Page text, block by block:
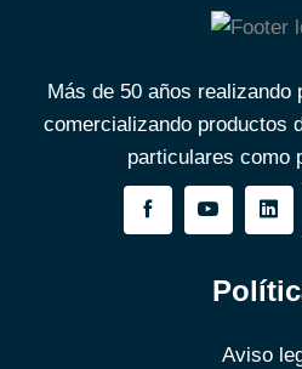
Más de 50 años
comercializando productos
particulares como
Aviso